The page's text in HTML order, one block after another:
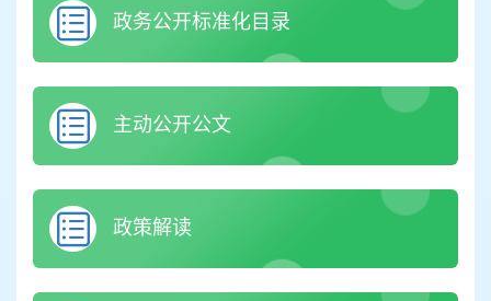
政务公开标准化目录
主动公开公文
政策解读